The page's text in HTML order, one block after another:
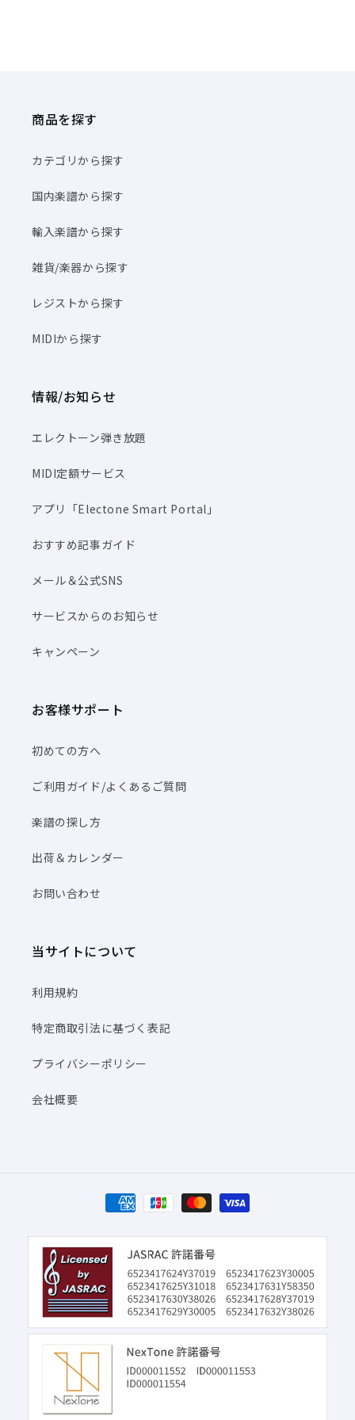
商品を探す
カテゴリから探す
国内楽譜から探す
輸入楽譜から探す
雑貨/楽器から探す
レジストから探す
MIDIから探す
情報/お知らせ
エレクトーン弾き放題
MIDI定額サービス
アプリ「Electone Smart Portal」
おすすめ記事ガイド
メール＆公式SNS
サービスからのお知らせ
キャンペーン
お客様サポート
初めての方へ
ご利用ガイド/よくあるご質問
楽譜の探し方
出荷＆カレンダー
お問い合わせ
当サイトについて
利用規約
特定商取引法に基づく表記
プライバシーポリシー
会社概要
決
済
方
法